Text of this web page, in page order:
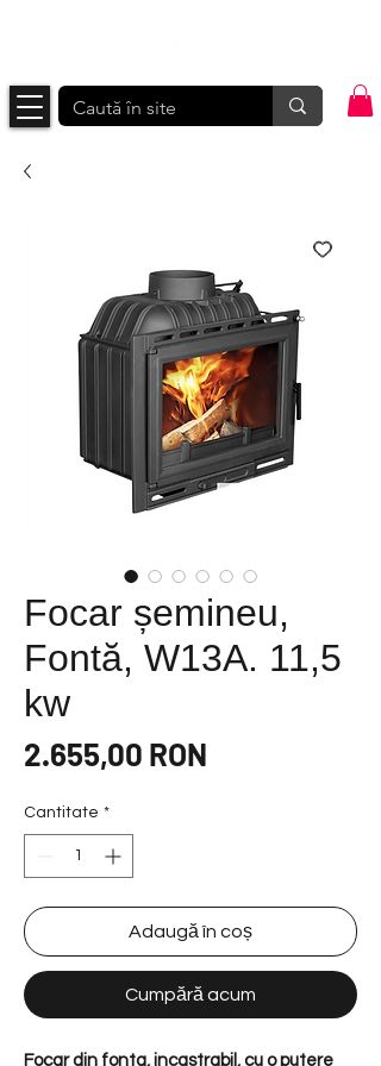
Focar șemineu,
Fontă, W13A. 11,5
kw
2.655,00 RON
Cantitate *
Adaugă în coș
Cumpără acum
Focar din fonta, incastrabil, cu o putere